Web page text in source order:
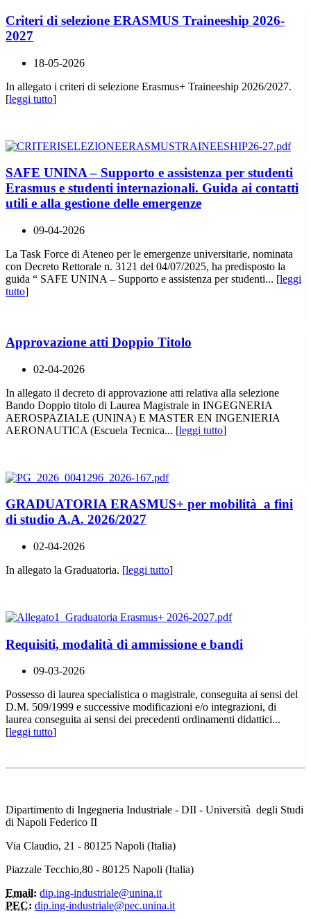
Criteri di selezione ERASMUS Traineeship 2026-
2027
18-05-2026
In allegato i criteri di selezione Erasmus+ Traineeship 2026/2027.
[leggi tutto]
SAFE UNINA – Supporto e assistenza per studenti
Erasmus e studenti internazionali. Guida ai contatti
utili e alla gestione delle emergenze
09-04-2026
La Task Force di Ateneo per le emergenze universitarie, nominata
con Decreto Rettorale n. 3121 del 04/07/2025, ha predisposto la
guida “ SAFE UNINA – Supporto e assistenza per studenti... [leggi
tutto]
Approvazione atti Doppio Titolo
02-04-2026
In allegato il decreto di approvazione atti relativa alla selezione
Bando Doppio titolo di Laurea Magistrale in INGEGNERIA
AEROSPAZIALE (UNINA) E MASTER EN INGENIERIA
AERONAUTICA (Escuela Tecnica... [leggi tutto]
GRADUATORIA ERASMUS+ per mobilità a fini
di studio A.A. 2026/2027
02-04-2026
In allegato la Graduatoria. [leggi tutto]
Requisiti, modalità di ammissione e bandi
09-03-2026
Possesso di laurea specialistica o magistrale, conseguita ai sensi del
D.M. 509/1999 e successive modificazioni e/o integrazioni, di
laurea conseguita ai sensi dei precedenti ordinamenti didattici...
[leggi tutto]
Dipartimento di Ingegneria Industriale - DII - Università degli Studi
di Napoli Federico II
Via Claudio, 21 - 80125 Napoli (Italia)
Piazzale Tecchio,80 - 80125 Napoli (Italia)
Email: dip.ing-industriale@unina.it
PEC: dip.ing-industriale@pec.unina.it